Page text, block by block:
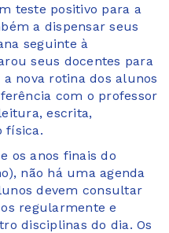
teste positivo para a
a dispensar seus
seguinte à
seus docentes para
nova rotina dos alunos
com o professor
escrita,
física.
os anos finais do
não há uma agenda
devem consultar
regularmente e
disciplinas do dia. Os